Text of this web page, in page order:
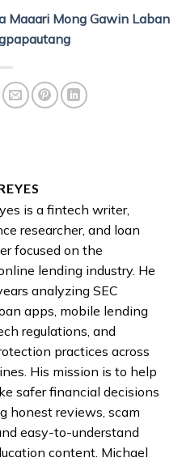
Maaari Mong Gawin Laban
is a fintech writer,
researcher, and loan
focused on the
lending industry. He
analyzing SEC
apps, mobile lending
regulations, and
practices across
His mission is to help
safer financial decisions
honest reviews, scam
easy-to-understand
content. Michael